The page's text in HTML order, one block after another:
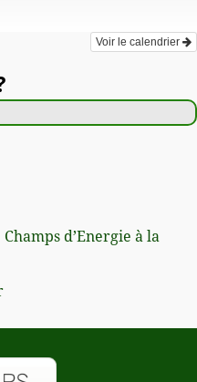
Voir le calendrier
d’Energie à la